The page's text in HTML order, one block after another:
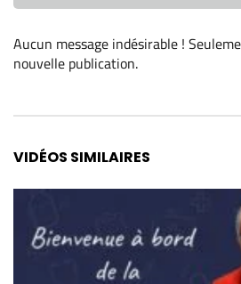
Aucun message indésirable !
nouvelle publication.
VIDÉOS SIMILAIRES